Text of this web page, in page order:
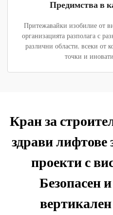
Предимства в
Притежавайки изобилие от
организацията разполага с
различни области, всеки от
точки и
Кран за
здрави лифтове
проекти с
Безопасен